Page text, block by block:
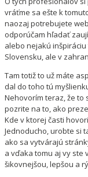
vráťme sa ešte k
naozaj potrebujete
odporúčam hľadať
alebo nejakú
Slovensku, ale v
Tam totiž to už máte
dal do toho tú
Nehovorím teraz, že to
pozrite na to, ako
Kde v ktorej časti
Jednoducho, urobte si
ako sa vytvárajú
a vďaka tomu aj vy ste
šikovnejšou, lepšou a